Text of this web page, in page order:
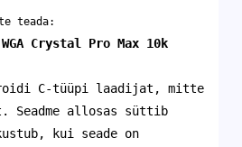
teada:
Crystal Pro Max 10k
C-tüüpi laadijat, mitte
allosas süttib
kui seade on